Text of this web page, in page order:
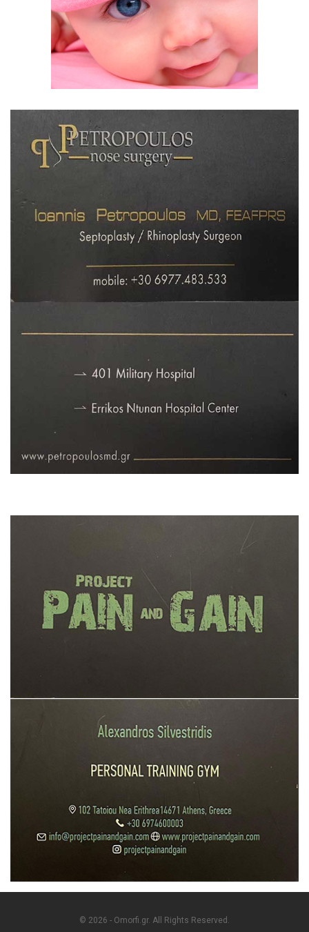
© 2026 - Omorfi.gr. All Rights Reserved.